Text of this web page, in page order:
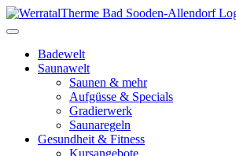
Toggle
navigationBadewelt
Saunawelt
Saunen & mehr
Aufgüsse & Specials
Gradierwerk
Saunaregeln
Gesundheit & Fitness
Kursangebote